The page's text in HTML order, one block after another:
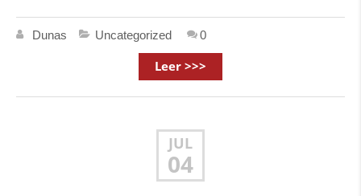
Dunas Uncategorized 0
Leer >>>
JUL
04